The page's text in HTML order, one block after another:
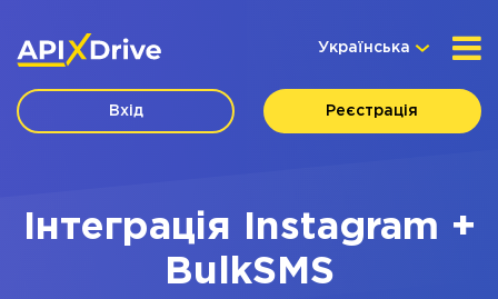
Українська
Вхід Реєстрація
Інтеграція Instagram +
BulkSMS